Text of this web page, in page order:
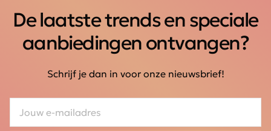
De laatste trends en speciale
aanbiedingen ontvangen?
Schrijf je dan in voor onze nieuwsbrief!